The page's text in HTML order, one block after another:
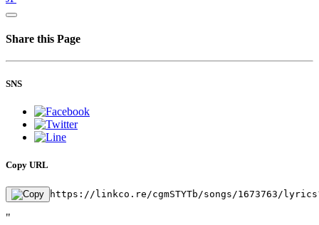
Share this Page
SNS
Copy URL
https://linkco.re/cgmSTYTb/songs/1673763/
"